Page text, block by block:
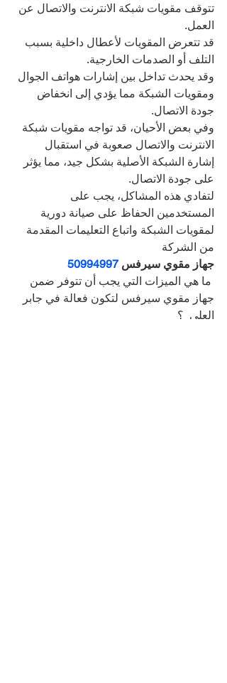
تتوقف مقويات شبكة الانترنت والاتصال عن
العمل.
قد تتعرض المقويات لأعطال داخلية بسبب
التلف أو الصدمات الخارجية.
وقد يحدث تداخل بين إشارات هواتف الجوال
ومقويات الشبكة مما يؤدي إلى انخفاض
جودة الاتصال.
وفي بعض الأحيان، قد تواجه مقويات شبكة
الانترنت والاتصال صعوبة في استقبال
إشارة الشبكة الأصلية بشكل جيد، مما يؤثر
على جودة الاتصال.
لتفادي هذه المشاكل، يجب على
المستخدمين الحفاظ على صيانة دورية
لمقويات الشبكة واتباع التعليمات المقدمة
من الشركة
جهاز مقوي سيرفس 50994997
ما هي الميزات التي يجب أن تتوفر ضمن
جهاز مقوي سيرفس لتكون فعالة في جابر
العلي  ؟